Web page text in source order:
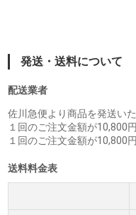
発送・送料について
配送業者
佐川急便より商品を発送いた
１回のご注文金額が10,800
１回のご注文金額が10,800
送料料金表